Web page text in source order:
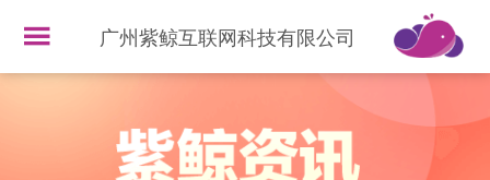
广州紫鲸互联网科技有限公司